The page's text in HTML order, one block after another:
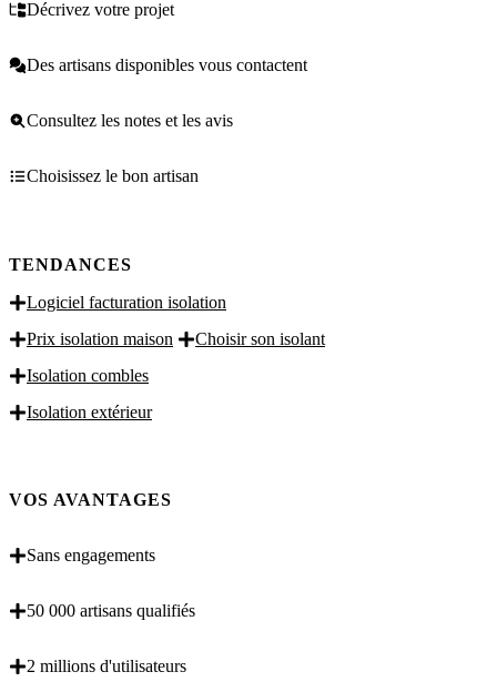
Décrivez votre projet
Des artisans disponibles vous contactent
Consultez les notes et les avis
Choisissez le bon artisan
TENDANCES
Logiciel facturation isolation
Prix isolation maison
Choisir son isolant
Isolation combles
Isolation extérieur
VOS AVANTAGES
Sans engagements
50 000 artisans qualifiés
2 millions d'utilisateurs